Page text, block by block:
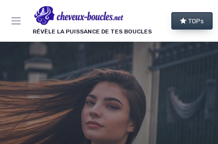
RÉVÈLE LA PUISSANCE DE TES BOUCLES
TOPs
Panneau de gestion des cookies